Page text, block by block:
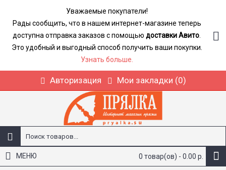
Уважаемые покупатели!
Рады сообщить, что в нашем интернет-магазине теперь
доступна отправка заказов с помощью доставки Авито
Это удобный и выгодный способ получить ваши покупки.
Узнать больше.
Авторизация Мои закладки (0)
0 товар(ов) - 0.00 р.
МЕНЮ